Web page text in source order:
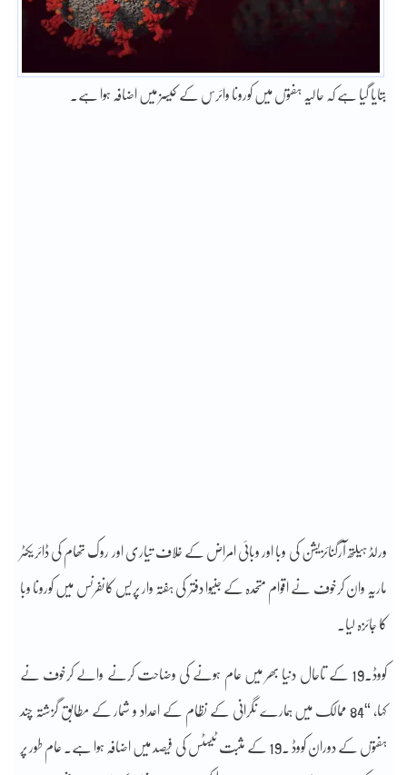
بتایا گیا ہے کہ حالیہ ہفتوں میں کورونا وائرس کے کیسز میں اضافہ ہوا ہے۔
ورلڈ ہیلتھ آرگنائزیشن کی وبا اور وبائی امراض کے خلاف تیاری اور روک تھام کی ڈائریکٹر
ماریہ وان کرخوف نے اقوام متحدہ کے جنیوا دفتر کی ہفتہ وار پریس کانفرنس میں کورونا وبا
کا جائزہ لیا۔
کووڈ۔19 کے تاحال دنیا بھر میں عام ہونے کی وضاحت کرنے والے کرخوف نے
کہا، “84 ممالک میں ہمارے نگرانی کے نظام کے اعداد و شمار کے مطابق گزشتہ چند
ہفتوں کے دوران کووڈ ۔19 کے مثبت ٹیسٹس کی فیصد میں اضافہ ہوا ہے۔ عام طور پر